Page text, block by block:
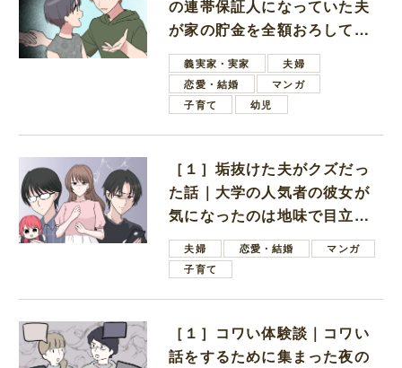
の連帯保証人になっていた夫
が家の貯金を全額おろしてほ
しいと言ってきた
義実家・実家
夫婦
恋愛・結婚
マンガ
子育て
幼児
［１］垢抜けた夫がクズだっ
た話｜大学の人気者の彼女が
気になったのは地味で目立た
ない男子学生
夫婦 恋愛・結婚
マンガ
子育て
［１］コワい体験談｜コワい
話をするために集まった夜の